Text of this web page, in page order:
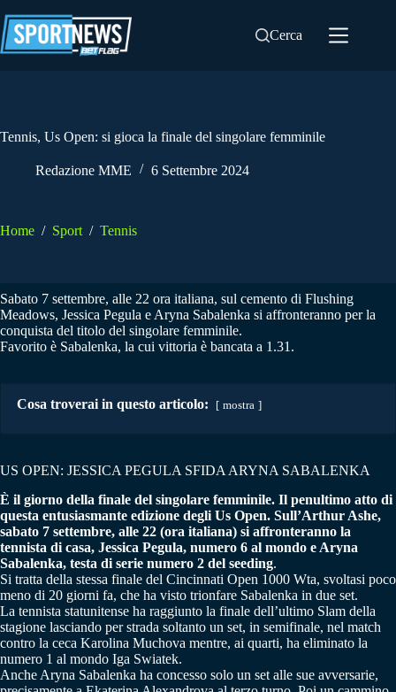
al
contenuto
Cerca
Tennis, Us Open: si gioca la finale del singolare femminile
Redazione MME 6 Settembre 2024
Home / Sport / Tennis
Sabato 7 settembre, alle 22 ora italiana, sul cemento di Flushing
Meadows, Jessica Pegula e Aryna Sabalenka si affronteranno per la
conquista del titolo del singolare femminile.
Favorito è Sabalenka, la cui vittoria è bancata a 1.31.
Cosa troverai in questo articolo: mostra
US OPEN: JESSICA PEGULA SFIDA ARYNA SABALENKA
È il giorno della finale del singolare femminile. Il penultimo atto di
questa entusiasmante edizione degli Us Open. Sull’Arthur Ashe,
sabato 7 settembre, alle 22 (ora italiana) si affronteranno la
tennista di casa, Jessica Pegula, numero 6 al mondo e Aryna
Sabalenka, testa di serie numero 2 del seeding.
Si tratta della stessa finale del Cincinnati Open 1000 Wta, svoltasi poco
meno di 20 giorni fa, che ha visto trionfare Sabalenka in due set.
La tennista statunitense ha raggiunto la finale dell’ultimo Slam della
stagione lasciando per strada soltanto un set, in semifinale, nel match
contro la ceca Karolina Muchova mentre, ai quarti, ha eliminato la
numero 1 al mondo Iga Swiatek.
Anche Aryna Sabalenka ha concesso solo un set alle sue avversarie,